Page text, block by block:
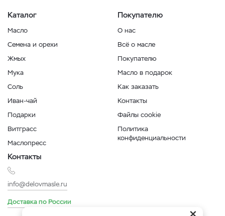
Каталог
Масло
Семена и орехи
Жмых
Мука
Соль
Иван-чай
Подарки
Витграсс
Маслопресс
Покупателю
О нас
Всё о масле
Покупателю
Масло в подарок
Как заказать
Контакты
Файлы cookie
Политика
конфиденциальности
Контакты
info@delovmasle.ru
Доставка по России